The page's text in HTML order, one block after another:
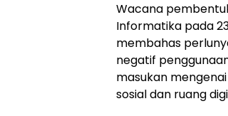
Wacana
Informatika pada
membahas
negatif
masukan
sosial dan ruang